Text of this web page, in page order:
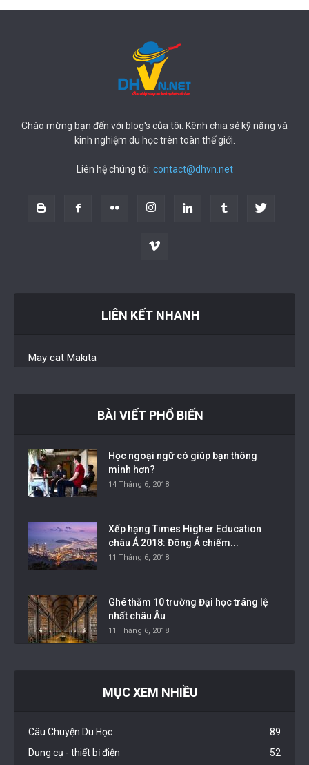
Chào mừng bạn đến với blog's của tôi. Kênh chia sẻ kỹ năng và
kinh nghiệm du học trên toàn thế giới.
Liên hệ chúng tôi: contact@dhvn.net
LIÊN KẾT NHANH
May cat Makita
BÀI VIẾT PHỔ BIẾN
Học ngoại ngữ có giúp bạn thông
minh hơn?
14 Tháng 6, 2018
Xếp hạng Times Higher Education
châu Á 2018: Đông Á chiếm...
11 Tháng 6, 2018
Ghé thăm 10 trường Đại học tráng lệ
nhất châu Âu
11 Tháng 6, 2018
MỤC XEM NHIỀU
Câu Chuyện Du Học
89
Dụng cụ - thiết bị điện
52